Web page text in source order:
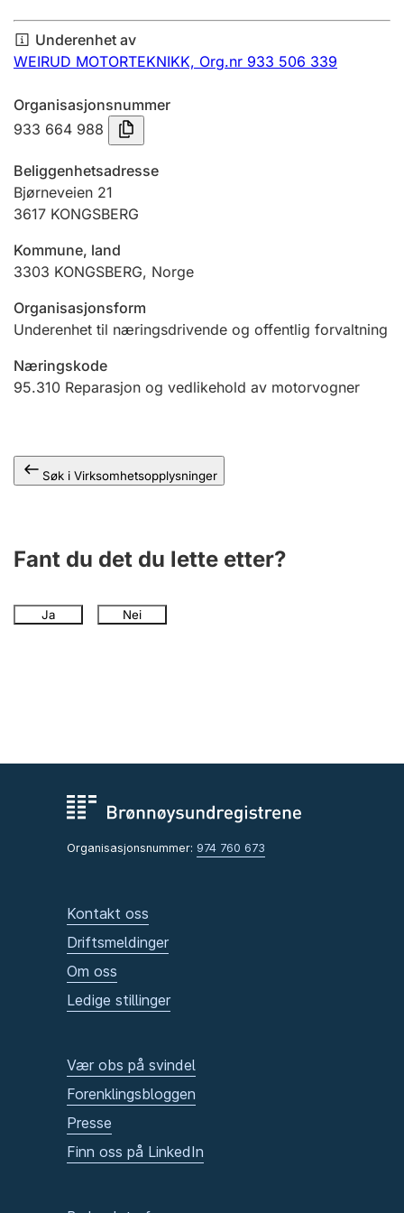
Årsregnskap
Innsending og forsinkelsesgebyr
Tinglysing
Jeger
Betaling og jegeravgiftskort
Ektepaktveileder
Underenhet av
WEIRUD MOTORTEKNIKK, Org.nr 933 506 339
Organisasjonsnummer
933 664 988
Beliggenhetsadresse
Bjørneveien 21
3617 KONGSBERG
Kommune, land
3303 KONGSBERG, Norge
Organisasjonsform
Underenhet til næringsdrivende og offentlig forvaltning
Næringskode
95.310 Reparasjon og vedlikehold av motorvogner
Søk i Virksomhetsopplysninger
Fant du det du lette etter?
Ja Nei
Organisasjonsnummer: 974 760 673
Kontakt oss
Driftsmeldinger
Om oss
Ledige stillinger
Vær obs på svindel
Forenklingsbloggen
Presse
Finn oss på LinkedIn